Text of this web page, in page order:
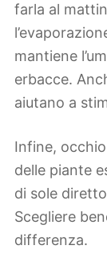
farla al
mantiene
erbacce.
aiutano a
Infine,
delle piante
di sole
Scegliere
differenza.